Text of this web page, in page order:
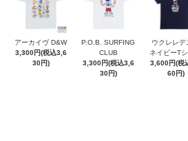
アーカイヴ D&W
3,300円(税込3,6
30円)
P.O.B. SURFING
CLUB
3,300円(税込3,6
30円)
ウクレレデ
ネイビーT
3,600円(税
60円)